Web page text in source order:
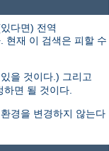
다면) 전역
현재 이 검색은 피할 수
을 것이다.) 그리고
하면 될 것이다.
경을 변경하지 않는다